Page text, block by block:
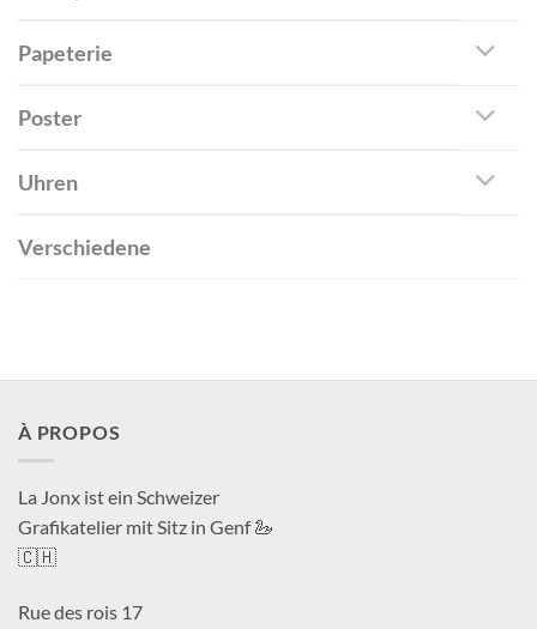
Papeterie
Poster
Uhren
Verschiedene
À PROPOS
La Jonx ist ein Schweizer
Grafikatelier mit Sitz in Genf 🦢
🇨🇭
Rue des rois 17